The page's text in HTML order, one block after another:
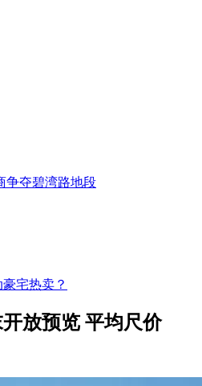
争夺碧湾路地段
宅热卖？
放预览 平均尺价